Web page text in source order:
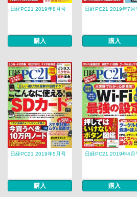
日経PC21 2019年8月号
購入
日経PC21 2019年7月
購入
日経PC21 2019年5月号
購入
日経PC21 2019年4月
購入